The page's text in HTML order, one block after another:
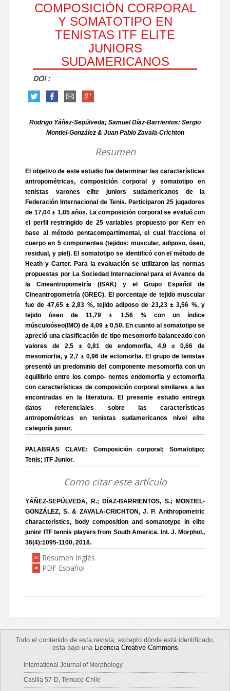
COMPOSICIÓN CORPORAL
Y SOMATOTIPO EN
TENISTAS ITF ELITE
JUNIORS
SUDAMERICANOS
DOI :
Rodrigo Yáñez-Sepúlveda; Samuel Díaz-Barrientos; Sergio
Montiel-González & Juan Pablo Zavala-Crichton
Resumen
El objetivo de este estudio fue determinar las características
antropométricas, composición corporal y somatotipo en
tenistas varones elite juniors sudamericanos de la
Federación Internacional de Tenis. Participaron 25 jugadores
de 17,04 ± 1,05 años. La composición corporal se evaluó con
el perfil restringido de 25 variables propuesto por Kerr en
base al método pentacompartimental, el cual fracciona el
cuerpo en 5 componentes (tejidos: muscular, adiposo, óseo,
residual, y piel). El somatotipo se identificó con el método de
Heath y Carter. Para la evaluación se utilizaron las normas
propuestas por La Sociedad Internacional para el Avance de
la Cineantropometría (ISAK) y el Grupo Español de
Cineantropometría (GREC). El porcentaje de tejido muscular
fue de 47,65 ± 2,83 %, tejido adiposo de 23,23 ± 3,56 %, y
tejido óseo de 11,79 ± 1,56 % con un índice
músculoóseo(IMO) de 4,09 ± 0,50. En cuanto al somatotipo se
apreció una clasificación de tipo mesomorfo balanceado con
valores de 2,5 ± 0,81 de endomorfia, 4,9 ± 0,66 de
mesomorfia, y 2,7 ± 0,96 de ectomorfia. El grupo de tenistas
presentó un predominio del componente mesomorfia con un
equilibrio entre los compo- nentes endomorfia y ectomorfia
con características de composición corporal similares a las
encontradas en la literatura. El presente estudio entrega
datos referenciales sobre las características
antropométricas en tenistas sudamericanos nivel elite
categoría junior.
PALABRAS CLAVE: Composición corporal; Somatotipo;
Tenis; ITF Junior.
Como citar este artículo
YÁÑEZ-SEPÚLVEDA, R.; DÍAZ-BARRIENTOS, S.; MONTIEL-
GONZÁLEZ, S. & ZAVALA-CRICHTON, J. P. Anthropometric
characteristics, body composition and somatotype in elite
junior ITF tennis players from South America. Int. J. Morphol.,
36(4):1095-1100, 2018.
> Resumen Inglés
> PDF Español
Todo el contenido de esta revista, excepto dónde está identificado,
esta bajo una Licencia Creative Commons
International Journal of Morphology
Casilla 57-D, Temuco-Chile